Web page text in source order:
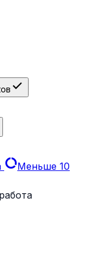
check
data_usageМеньше 10